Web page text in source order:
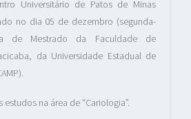
Universitário de Patos de Minas
no dia 05 de dezembro (segunda-
de Mestrado da Faculdade de
da Universidade Estadual de
na área de “Cariologia”.